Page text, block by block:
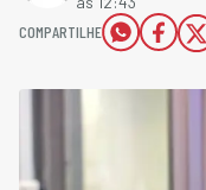
COMPARTILHE